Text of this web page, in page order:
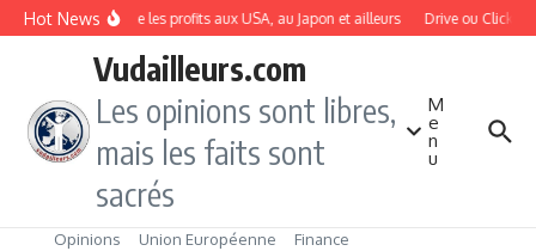
Aller au contenu
Hot NewsL’IA dope les profits aux USA, au Japon et ailleurs Drive ou Click &
Vudailleurs.com
Les opinions sont libres,
mais les faits sont
sacrés
M
e
n
u
Opinions Union Européenne
Finance